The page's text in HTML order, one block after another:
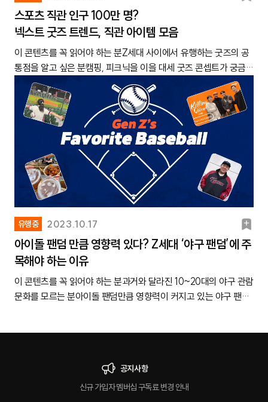
한국에 유입된 밈이잖아요. 또, 중국어나 베트남어로 된 해외 음원
도 주로 틱톡에서 인스타그램, 유튜브로 퍼지면서 유행이 시작되더
라고요. 이승현(23세, 대학생)스레드“‘실무진의 찐 정보’를 얻으려
고 사용해요”스레드 유저는 30~40대 정도의 업계 현직자 비율이
높은 것 같아요. 마케팅, 브랜딩, 디자인, 1인 사업가 등 굉장히 다양
한 직무의 실무진들이 활발하게 활동 중인데요. 자신이 경험하거나
체득한 커리어 관련 정보를 주로 올려요. ‘내 직무에서 성장하는 법’,
‘AI를 업무에 잘 활용하는 법’ 이런 것들이요. 그럼 댓글로 타 현직자
들이 자기 생각을 쭉 남기기도 하는데요. 회사 선배, 일잘러들이 나
누는 찐 정보를 엿보는 느낌이 나요! 제 주변을 보면 이런 업계 정보
나 다른 현직자의 꿀팁을 얻으려고 스레드를 이용하는 경우가 대다
수더라고요. 이나빈(25세, 취업 준비생)2. SNS 플랫폼별 소비에
미치는 영향력은?이어서 Z세대가 실제 소비에 가장 영향을 받고 있
다고 답한 플랫폼으로는 인스타그램(81.4%)이 압도적으로 높은
순위를 차지했어요. 이어 유튜브(65.7%)와 엑스(28.8%)가 각각
2위와 3위를 기록했고요. 반면 스레드와 틱톡을 고른 비율은 5.1%,
1.4%에 그쳐, Z세대의 소비 생활에 직접적으로 미치는 영향력이
낮은 것으로 드러났습니다. 그렇다면
니다.위시코어 날개배지, 출처 @wnrrhelqek(엑스)✔ Z세대 찐의
견요즘 인스타그램을 보면, 별 패턴, 투명 이미지 등을 활용해 ‘위시
는 소품들도 반응이 좋고요. 위시코어는 아무래도 제 또래들이 좋아
하는 요소들이 다 모여 있어서 인기가 많은 게 아닐까 싶어요. 별 패
턴은 Y2K 열풍과 맞물려 꾸준히 유행 중이고, 천사가 떠오르는 날
개 이미지도 몽환적인 감성을 연출할 수 있어서 좋아하는 사람이 많
거든요. 또, 아이돌 콘셉트에서 파생된 스타일이지만 특정 로고가
강조되지 않아 ‘아이돌 팬’이라는 느낌도 덜 들어서 활용도가 높아
요. 강다인(24세, 대학생)✔ 위시코어를 잇는 다음 유행! ‘키키코
어’가 뭐야?출처 스타쉽 공식 인스타그램지난달, 신인 걸그룹 ‘키
키’가 ‘I DO ME’라는 곡으로 프리 데뷔했는데요. 공개 다음 날 유튜
브 인기 급상승 동영상 1위를 기록할 만큼 화제를 모았습니다. 특히
뮤직비디오 속 자연 친화적인 분위기가 좋은 반응을 얻었어요. 이를
테면 드넓은 초원에서 말을 타며 뛰노는 장면 등, 자연과 교감하는
멤버들의 모습을 담아낸 건데요. 자유로움을 표방한 패션 스타일인
‘보헤미안 룩’과 1020 여성들의 추구미로 자주 언급되는 ‘모리
걸’(직역하면 ‘숲속에 사는 소녀’라는 뜻으로, 일본 특유의 빈티지 스
타일을 일컫는 말) 감성을 잘 반영했다는 반응이 많습니다.얼마 전
공개된 키키의 뮤직비디오를 봤는데요. ‘알프스 소녀’ 같은 동화적
듣기는 기본! 요즘엔 새해 첫 책, 첫 영화 고르는 것도 유행이에요”1
월 1일이 되자마자 새해 첫 곡으로 가사가 놓은 음악을 듣는 게 유행
했잖아요. 예를 들어 ‘우주소녀’의 ‘이루리’, ‘이찬혁’의 ‘1조’ 같은 노
래를 듣는 거죠. 그런데 최근엔 노래뿐 아니라 새해 첫 책, 첫 영화를
골라서 SNS에 인증하는 경우도 많아요. ‘새해 첫 OO을’ 재미있게
인증할 수 있도록 템플릿 같은 게 있어도 좋을 것 같아요! 김영서
(23세, 취업 준비생) 밸런타인데이(2/14) / 화이트데이(3/14)“같이
초콜릿 만들러 공방 가는 경우도 많아요!”요즘 밸런타인데이 때 공
방에 가서 같이 초콜릿을 만드는 커플들이 많은 것 같아요. 꼭 초콜
릿이 아니더라도 케이크나 디저트류를 함께 만들며 데이트를 하는
거죠. 평소에도 공방 데이트를 하지만, 특히 기념일에 자주 찾는 듯
해요. 공방에서 서로를 위해 무언가를 만들어 선물하기 좋으니까요.
커플들에게 밸런타인데이 기념 공방 이용권을 경품으로 제공하면
어떨까요? 정선용(22세, 대학생)“연인들을 위한 대관 이벤트는 어
이벤트를 진행한 적 있어요. 오직 한 커플을 위해 하룻동안 에버랜
드를 대관해 준다는 거죠. 에버랜드 인스타그램에 해당 이벤트 소
식이 올라오고 댓글이 7천 4백 개 정도 달렸더라고요. ‘캐치테이
프들의 레스토랑을 밸런타인데이에 예약할 수 있는 이벤트를 마련
하기도 했고요. 특별한 날, 특별한 장소에서 데이트하고 싶은 마음
릿 만드는 것도 유행이에요”연인뿐 아니라 친구들끼리 초콜릿을 주
초콜릿을 만들어 주는 경우도 많아요. ‘직접 만든 초콜릿’이 유행하
고 있는 느낌이에요. 실제로 ‘다이소 재료로 밸런타인데이 초콜릿
만들기’ 영상이 유튜브에 많이 보여요. 남궁지은(17세, 고등학생)✔
년 전까지만 해도 AI가 만든 작업물이 신기하고 재미있었는데요. 이
제는 오히려 사람이 직접 하나하나 편집한 릴스가 좋은 반응을 얻는
것 같아요. AI 성우를 써서 만든 릴스가 아닌, 사람이 직접 나레이션
한 게시물이 나오면 거부감 없이 끝까지 보게 돼요. 장효은(23세,
대학생)✔ 인급동 단골 손님 = ‘제프프’? 이런 현상은 요즘 인급동에
자주 오르는 유튜브 채널 ‘제프프’를 통해 설명이 가능합니다. 제프
프는 작년부터 ‘황정민 리믹스’라는 콘텐츠로 입소문을 탄 계정인데
요. 황정민 리믹스는, 황정민이 출연한 작품 속 대사를 한 글자씩 잘
라서 특정 노래를 직접 부른 것처럼 편집한 영상을 말해요. 가수 비
비의 ‘밤양갱’을 리믹스한 버전은 영상 업로드 8일 만에 조회수 2백
만 회를 돌파했죠. 최근에는 넷플릭스 오리지널 ‘오징어 게임’ 등장
인물인 이정재의 대사를 이어 붙여 ‘얼음’이라는 노래를 만들어 화
제를 모으기도 했고요.이러한 콘텐츠가 더욱 주목받기 시작한 건 다
름 아닌 ‘AI 커버’ 콘텐츠가 유행하기 시작하면서 였습니다. 재작년
부터 AI에 좋아하는 가수의 목소리를 학습시킨 뒤, 다른 가수의 노
래를 커버하게 만드는 콘텐츠가 유행했는데요. 이와 반대로 직접 영
화 속 대사를 일일이 찾아 붙여 만든 제프프의 콘텐츠를 오히려 새
롭고 신선하게 느낀 이들이 많았던 거죠.✔ 스톱모션 영화 ‘윌레스와
그로밋’이 좋은 반응을 얻음출처 @uahan2(엑스)그런가 하면 작년
12월 개봉한 스톱모션 영화 ‘윌레스와 그로밋’이 올해 1월 넷플릭스
도로 화제가 되었다고 하고요. 국내에서도 ‘오징어 게임’과 함께 넷
반가운 마음에 시청하는 이들도 있었겠지만, 이렇게까지 화제를 모
은 것은 영화를 제작하는 과정을 담은 ‘제작 비하인드 영상’ 덕분이
는 Z세대가 많아지고 있어요. 생일 경적 이벤트를 즐기는 모습이 담
긴 한 릴스는 700만 조회 수를 돌파할 정도로 주목받기도 했죠. 생
려달라고 적힌 종이를 붙이고 달리면서 축하받는 ‘입대 경적’도 등
장했어요.경적 이벤트를 즐기는 영상에 달린 댓글 반응을 살펴보면,
모르는 사람에게 축하받는 과정 자체를 낭만 있다고 여기는 사람들
이 많은 것으로 보여요. 실제로 생일 경적처럼 일면식 없는 타인에
게 자신의 중대사를 알리고 축하받는 것을 즐기는 Z세대가 종종 포
착되고 있어요. 일례로 얼마 전 전역한 군인이 길거리에서 전역했다
고 소리친 다음, 행인들에게 축하받는 영상이 SNS에서 화제를 모
으기도 했죠.생일 경적 이벤트 댓글 반응생일 경적 이벤트가 뜨기
시작한 데는 Z세대의 달라진 경향성도 영향을 미쳤습니다. 디지털
환경과 비대면 소통에 익숙하던 Z세대가 최근 다른 사람과의 가벼
운 소통을 선호하는 모습을 보이고 있어요. 이를테면 점원과 티키타
카할 수 있는 공간을 일부러 찾아가기도 하고요. 다른 방문객과의
스몰토크를 도와주는 혼술바에 관심을 두기도 하죠. Z세대에게 오
히려 이런 낯선 사람과의 가벼운 교류가 특별하고 낭만적인 경험으
로 통하기 시작한 건데요. 생일 경적 이벤트가 인기를 끄는 이유도
이와 맞닿아 있는 것으로 보여요. 캐릿은 이처럼 낯선 사람과의 가
벼운 교류를 선호하는 경향성을 ‘스몰 스킨십’이라고 정의했는데요.
려하는 목소리도 일부 있지만, 모르는 사람의 중요한 날을 축하해
주는 모습에서 따뜻함을 느낄 수 있다는 긍정적인 반응이 다수로 나
게시물 보기Hotel Park Habio 호텔파크하비오 송파강남 여행 가이
드(@hotelparkhabio)님의 공유 게시물대표적으로 이러한 변화가
느껴지는 건, 최근 들어 2010년대에 1020 사이에서 유행했던 찜질
방, 만화카페가 다시 떠오르고 있다는 겁니다. 찜질방은 찜질뿐만
아니라 음식도 먹을 수 있고 ‘TV’ 시청도 할 수 있는 공간으로 잘 알
려져 있는데요. 요즘 Z세대 사이에서 찜질방이 다시금 ‘가성비 핫
플’로 떠오르는 추세예요. 실제로 올해 1월 기준 찜질방 검색량은 약
46만 건으로, 전년 동기간 대비 10만 건 이상 오른 수치입니다(빅데
이터 플랫폼 블랙키위 기준). 만화를 보며 간식도 먹고, OTT 시청도
할 수 있는 ‘만화카페’ 또한 폐업하는 지점이 많아지며 그 입지가 낮
아지는 것처럼 보였으나, 최근 다시 전성기를 맞이하고 있기도 합니
다."요즘 핫플들이 ‘멀티방’처럼 바뀌어가고 있어요!"인스타그램에
찜질방, 만화카페 추천 글이 엄청 자주 떠요. 요즘 찜질방에서는 운
동도 하고, 게임도 하고, 인생네컷도 찍을 수 있더라고요. 특정 찜질
다는 게 체감돼요. 만화카페도 비디오 게임실, OTT실 등 여러 체험
요소를 마련해 두는 게 대세더라고요. 이런 걸 보면, 요즘 대부분의
상업시설들이 한 공간에서 여러가지를 할 수 있는 ‘멀티방’처럼 바
은 찜질방, 만화카페뿐만 아니라 카페, 영화관, 숙박 시설 등 다양한
상업시설들이 내부에 체험 요소를 마련하고 있다는 거예요. 캐릿은
‘동시공간’이라고 명명하기로 했습니다.0. 동시공간이란? 그런데,
문화예술을 다루는 두 개 이상의 개별 공간이 한 건물에 위치해 있
는 것을 뜻합니다. 하나의 건물 내부에 ‘음식점’, ‘전시장‘ 등이 따로
존재하는 개념이죠. 이번 콘텐츠에서 다루려고 하는 동시공간의 특
스포츠 직관 인구 100만 명?
넥스트 굿즈 트렌드, 직관 아이템 모음
이 콘텐츠를 꼭 읽어야 하는 분Z세대 사이에서 유행하는 굿즈의 공
통점을 알고 싶은 분캠핑, 피크닉을 이을 대세 굿즈 콘셉트가 궁금
하신 분스포츠 팬들을 만족시킬 만한 굿즈를 기획하고 있는 담당
자“요즘 대박 나는 굿즈가 다 스포츠 관련 굿즈라고?”젊은 스포츠
팬들이 늘어나고 있다는 소식은 다들 들어보셨을 거예요. 대학내일
20대연구소에 따르면 Z세대 3명 중 1명은 국내 프로스포츠 리그를
시청한 경험이 있다고 하죠. 프로 야구(65.8%), 프로 축구
(47.5%)에 이어 프로 배구(15.3%)까지, 상대적으로 팬층이 적었
던 스포츠 종목에까지 관심을 갖는 Z세대가 늘어나고 있는 겁니다.
스포츠 직관 인구가 계속해서 늘고 있다는 뉴스 헤드라인K리그,
KBO 관중은 올 상반기 누적 관중 100만 명을 돌파하기도그만큼
‘스포츠 자아’를 중요하게 생각하는 Z세대도 많아졌죠. 자신이 하는
스포츠나 덕질하는 스포츠를 본인의 ‘정체성’으로 여기는 이들이 늘
어나고 있는 거예요. 좋아하는 스포츠 종목을 SNS 프로필에 적어
두기도 하고요. 자신이 좋아하는 스포츠 관련 굿즈를 사 모으면서
데일리룩에 반영하기도 해요.🔗 관련 콘텐츠: 내가 즐기는 스포츠가
곧 정체성? ‘스포츠 자아’ 가진 Z세대 공략법Z세대의 인스타그램 프
관련 굿즈 시장입니다. 스포츠에 대한 관심이 늘어나는 만큼, 다양
하는 굿즈를 출시하기도 하죠.KBO 포토카드: 대원미디어가 세븐일
레븐과 협업하여 제작한 랜덤 포토카드 굿즈. 구단별 주요 선수가
아이돌 팬덤 만큼 영향력 있다? Z세대 ‘야구 팬덤’에 주
목해야 하는 이유
이 콘텐츠를 꼭 읽어야 하는 분과거와 달라진 10~20대의 야구 관람
문화를 모르는 분아이돌 팬덤만큼 영향력이 커지고 있는 야구 팬덤
에 대한 20대의 관심도를 조사한 결과, 2013년 44%에서 2019년
30%로 급감하기도 했거든요.그러나 최근 들어 분위기가 달라지고
유행중 2023.10.17
북
마
공지사항
신규 가입자 멤버십 구독료 변경 안내